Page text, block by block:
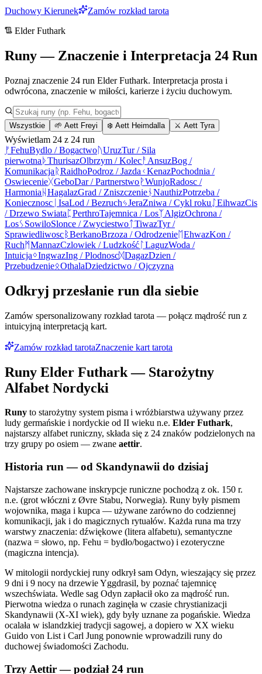
Duchowy Kierunek
Zamów rozkład tarota
Elder Futhark
Runy — Znaczenie i Interpretacja 24 Run
Poznaj znaczenie 24 run Elder Futhark. Interpretacja prosta i
odwrócona, znaczenie w miłości, karierze i życiu duchowym.
Wszystkie 🌱 Aett Freyi ❄️ Aett Heimdalla ⚔️ Aett Tyra
Wyświetlam 24 z 24 run
ᚠFehuBydlo / BogactwoᚢUruzTur / Sila
pierwotna ᚦThurisazOlbrzym / Kolecᚨ AnsuzBog /
Komunikacja ᚱRaidhoPodroz / Jazda ᚲKenazPochodnia /
OswiecenieᚷGeboDar / PartnerstwoᚹWunjoRadosc /
Harmonia ᚺHagalazGrad / ZniszczenieᚾNauthizPotrzeba /
Koniecznosc IsaLod / BezruchᛃJeraZniwa / Cykl rokuᛇEihwazCis
/ Drzewo Swiata ᛈPerthroTajemnica / LosᛉAlgizOchrona /
LosᛊSowiloSlonce / ZwyciestwoᛏTiwazTyr /
SprawiedliwoscᛒBerkanoBrzoza / OdrodzenieᛖEhwazKon /
RuchᛗMannazCzlowiek / Ludzkość ᛚLaguzWoda /
IntuicjaᛜIngwazIng / PlodnoscᛞDagazDzien /
PrzebudzenieᛟOthalaDziedzictwo / Ojczyzna
Odkryj przesłanie run dla siebie
Zamów spersonalizowany rozkład tarota — połącz mądrość run z
intuicyjną interpretacją kart.
Zamów rozkład tarotaZnaczenie kart tarota
Runy Elder Futhark — Starożytny
Alfabet Nordycki
Runy to starożytny system pisma i wróżbiarstwa używany przez
ludy germańskie i nordyckie od II wieku n.e. Elder Futhark,
najstarszy alfabet runiczny, składa się z 24 znaków podzielonych na
trzy grupy po osiem — zwane aettir.
Historia run — od Skandynawii do dzisiaj
Najstarsze zachowane inskrypcje runiczne pochodzą z ok. 150 r.
n.e. (grot włóczni z Øvre Stabu, Norwegia). Runy były pismem
wojownika, maga i kupca — używane zarówno do codziennej
komunikacji, jak i do magicznych rytuałów. Każda runa ma trzy
warstwy znaczenia: dźwiękowe (litera alfabetu), semantyczne
(nazwa = słowo, np. Fehu = bydło/bogactwo) i ezoteryczne
(magiczna intencja).
W mitologii nordyckiej runy odkrył sam Odyn, wieszający się przez
9 dni i 9 nocy na drzewie Yggdrasil, by poznać tajemnicę
wszechświata. Wedle sag Odyn zapłacił oko za mądrość run.
Pierwotna wiedza o runach zaginęła w czasie chrystianizacji
Skandynawii (X-XI wiek), gdy były uznane za pogańskie. Wiedza
ocalała w islandzkiej tradycji sagowej, a dopiero w XX wieku
Guido von List i Carl Jung ponownie wprowadzili runy do
duchowej świadomości Zachodu.
Trzy Aettir — podział 24 run